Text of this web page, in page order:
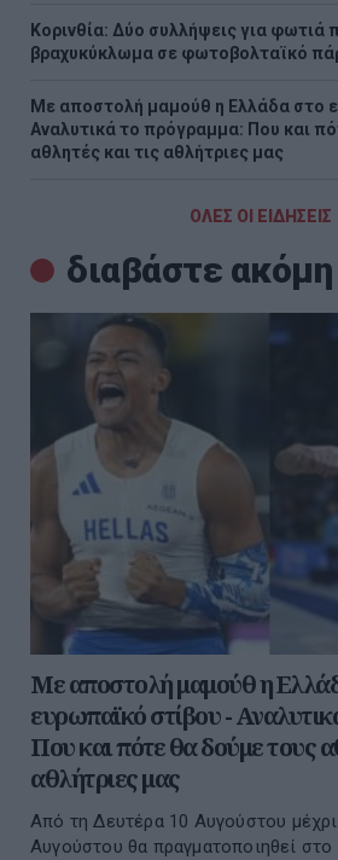
Κορινθία: Δύο συλλήψεις για
βραχυκύκλωμα σε φωτοβολταϊκό
Με αποστολή μαμούθ η Ελλάδα στο
Αναλυτικά το πρόγραμμα: Που και
αθλητές και τις αθλήτριες μας
ΟΛΕΣ ΟΙ ΕΙΔΗΣΕΙΣ
διαβάστε ακόμη
Με αποστολή μαμούθ η
ευρωπαϊκό στίβου -
Που και πότε θα δούμε τους
αθλήτριες μας
Από τη Δευτέρα 10 Αυγούστου μέχρι
Αυγούστου θα πραγματοποιηθεί